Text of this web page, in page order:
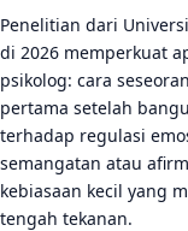
Gerakan Ringan
Pernapasan
Sarapan dan
Diremehkan
Kesimpulan
FAQ
Penelitian dari
di 2026 memperkuat
psikolog: cara
pertama setelah
terhadap regulasi
semangatan atau
kebiasaan kecil yang
tengah tekanan.